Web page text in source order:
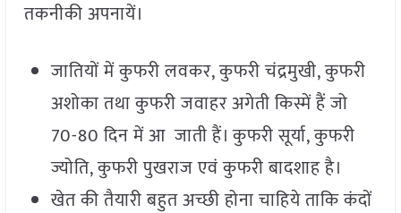
तकनीकी अपनायें।
जातियों में कुफरी लवकर, कुफरी चंद्रमुखी, कुफरी
अशोका तथा कुफरी जवाहर अगेती किस्में हैं जो
70-80 दिन में आ जाती हैं। कुफरी सूर्या, कुफरी
ज्योति, कुफरी पुखराज एवं कुफरी बादशाह है।
खेत की तैयारी बहुत अच्छी होना चाहिये ताकि कंदों